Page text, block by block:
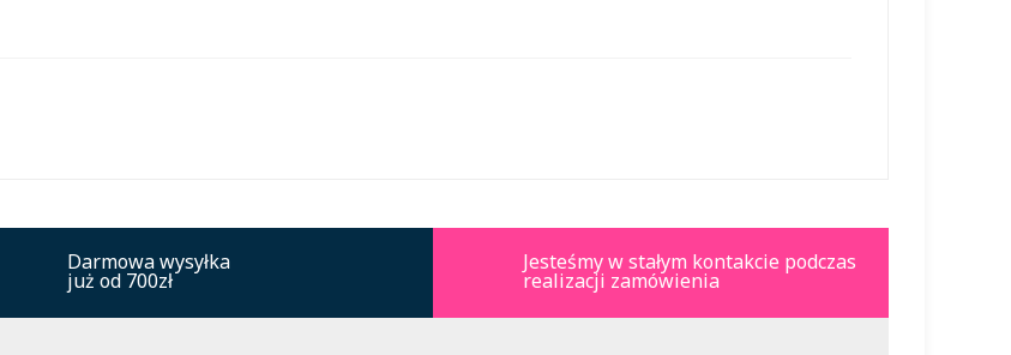
Darmowa wysyłka
już od 700zł
Jesteśmy w stałym kontakcie podczas
realizacji zamówienia